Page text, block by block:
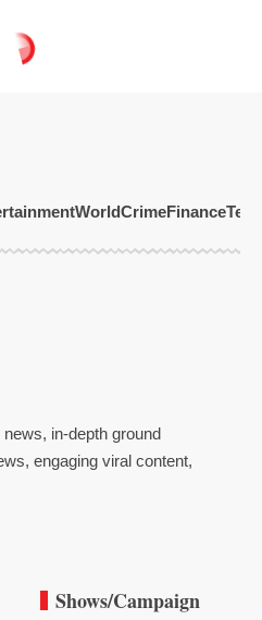
WorldCrimeFinance
in-depth ground
engaging viral content,
Shows/Campaign